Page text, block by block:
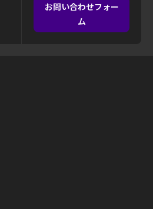
お問い合わせフォー
ム